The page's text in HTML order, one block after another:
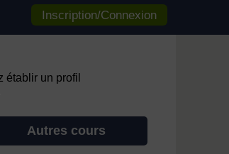
Inscription/Connexion
établir un profil
Autres cours